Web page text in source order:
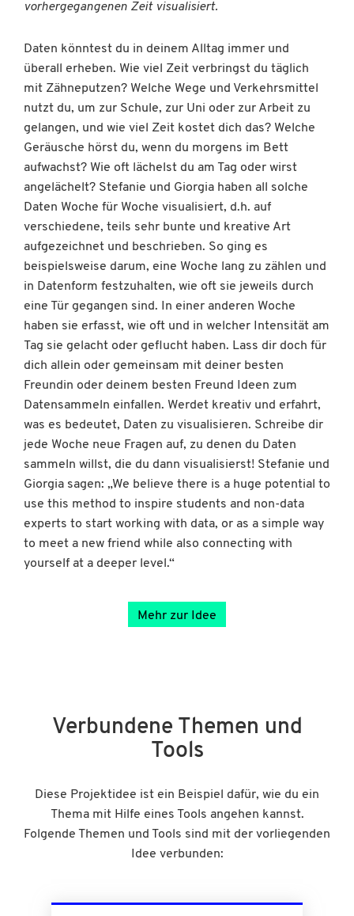
vorhergegangenen Zeit visualisiert.
Daten könntest du in deinem Alltag immer und
überall erheben. Wie viel Zeit verbringst du täglich
mit Zähneputzen? Welche Wege und Verkehrsmittel
nutzt du, um zur Schule, zur Uni oder zur Arbeit zu
gelangen, und wie viel Zeit kostet dich das? Welche
Geräusche hörst du, wenn du morgens im Bett
aufwachst? Wie oft lächelst du am Tag oder wirst
angelächelt? Stefanie und Giorgia haben all solche
Daten Woche für Woche visualisiert, d.h. auf
verschiedene, teils sehr bunte und kreative Art
aufgezeichnet und beschrieben. So ging es
beispielsweise darum, eine Woche lang zu zählen und
in Datenform festzuhalten, wie oft sie jeweils durch
eine Tür gegangen sind. In einer anderen Woche
haben sie erfasst, wie oft und in welcher Intensität am
Tag sie gelacht oder geflucht haben. Lass dir doch für
dich allein oder gemeinsam mit deiner besten
Freundin oder deinem besten Freund Ideen zum
Datensammeln einfallen. Werdet kreativ und erfahrt,
was es bedeutet, Daten zu visualisieren. Schreibe dir
jede Woche neue Fragen auf, zu denen du Daten
sammeln willst, die du dann visualisierst! Stefanie und
Giorgia sagen: „We believe there is a huge potential to
use this method to inspire students and non-data
experts to start working with data, or as a simple way
to meet a new friend while also connecting with
yourself at a deeper level.“
Mehr zur Idee
Verbundene Themen und
Tools
Diese Projektidee ist ein Beispiel dafür, wie du ein
Thema mit Hilfe eines Tools angehen kannst.
Folgende Themen und Tools sind mit der vorliegenden
Idee verbunden: